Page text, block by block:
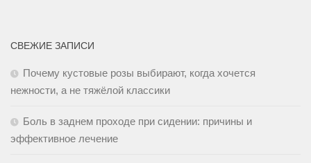
СВЕЖИЕ ЗАПИСИ
Почему кустовые розы выбирают, когда хочется
нежности, а не тяжёлой классики
Боль в заднем проходе при сидении: причины и
эффективное лечение